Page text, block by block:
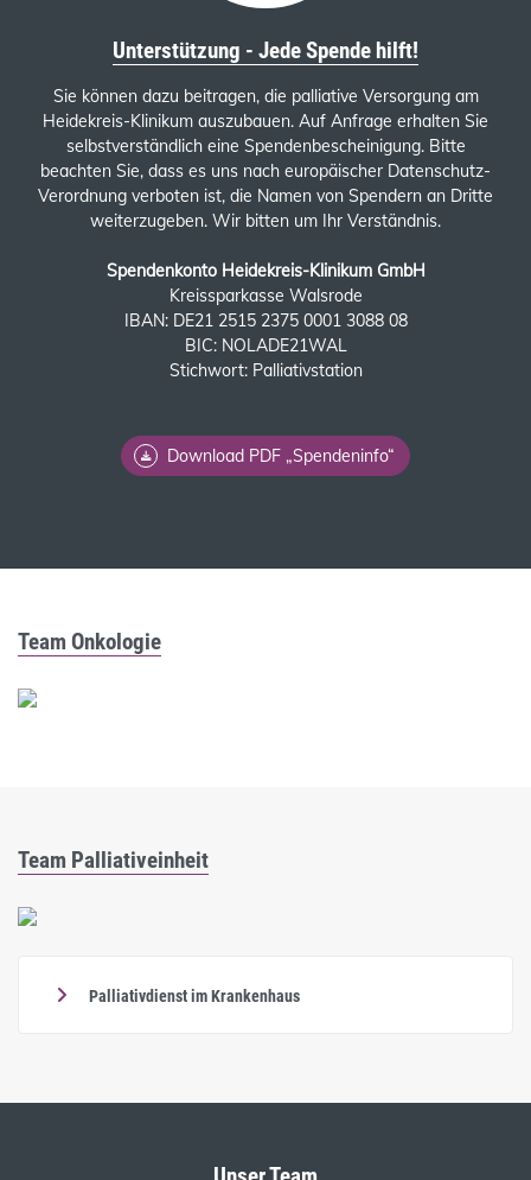
Unterstützung - Jede Spende hilft!
Sie können dazu beitragen, die palliative Versorgung am
Heidekreis-Klinikum auszubauen. Auf Anfrage erhalten Sie
selbstverständlich eine Spendenbescheinigung. Bitte
beachten Sie, dass es uns nach europäischer Datenschutz-
Verordnung verboten ist, die Namen von Spendern an Dritte
weiterzugeben. Wir bitten um Ihr Verständnis.
Spendenkonto Heidekreis-Klinikum GmbH
Kreissparkasse Walsrode
IBAN: DE21 2515 2375 0001 3088 08
BIC: NOLADE21WAL
Stichwort: Palliativstation
Download PDF „Spendeninfo“
Team Onkologie
Team Palliativeinheit
Palliativdienst im Krankenhaus